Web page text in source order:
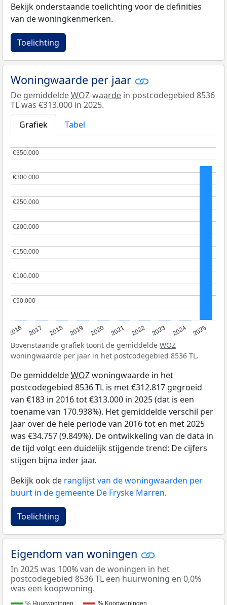
Bekijk onderstaande toelichting voor de definities
van de woningkenmerken.
Toelichting
Woningwaarde per jaar
De gemiddeldeWOZ-waarde in postcodegebied 8536
TL was €313.000 in 2025.
Grafiek
Tabel
2016 2017 2018 2019 2020 2021 2022 2023 2024 2025
€50.000
€50.000
€100.000
€100.000
€150.000
€150.000
€200.000
€200.000
€250.000
€250.000
€300.000
€300.000
€350.000
€350.000
Bovenstaande grafiek toont de gemiddelde WOZ
woningwaarde per jaar in het postcodegebied 8536 TL.
De gemiddeldeWOZwoningwaarde in het
postcodegebied 8536 TL is met €312.817 gegroeid
van €183 in 2016 tot €313.000 in 2025 (dat is een
toename van 170.938%). Het gemiddelde verschil per
jaar over de hele periode van 2016 tot en met 2025
was €34.757 (9.849%). De ontwikkeling van de data in
de tijd volgt een duidelijk stijgende trend: De cijfers
stijgen bijna ieder jaar.
Bekijk ook de ranglijst van de woningwaarden per
buurt in de gemeente De Fryske Marren.
Toelichting
Eigendom van woningen
In 2025 was 100% van de woningen in het
postcodegebied 8536 TL een huurwoning en 0,0%
was een koopwoning.